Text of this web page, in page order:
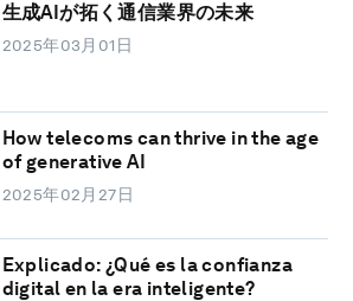
生成AIが拓く通信業界の未来
2025年03月01日
How telecoms can thrive in the age
of generative AI
2025年02月27日
Explicado: ¿Qué es la confianza
digital en la era inteligente?